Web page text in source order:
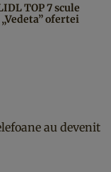
TOP 7 scule
ofertei
au devenit